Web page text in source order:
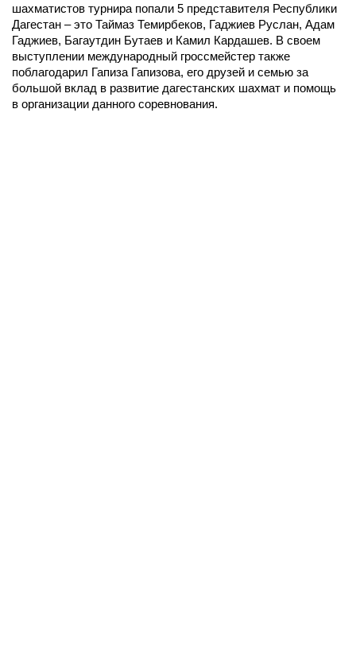
шахматистов турнира попали 5 представителя Республики
Дагестан – это Таймаз Темирбеков, Гаджиев Руслан, Адам
Гаджиев, Багаутдин Бутаев и Камил Кардашев. В своем
выступлении международный гроссмейстер также
поблагодарил Гапиза Гапизова, его друзей и семью за
большой вклад в развитие дагестанских шахмат и помощь
в организации данного соревнования.